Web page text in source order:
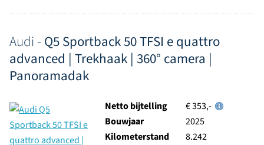
Audi - Q5 Sportback 50 TFSI e quattro
advanced | Trekhaak | 360° camera |
Panoramadak
Netto bijtelling
€ 353,-
Bouwjaar
2025
Kilometerstand
8.242